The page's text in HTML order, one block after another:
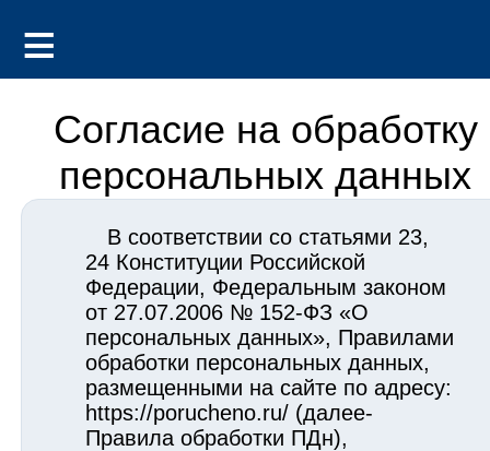
Согласие на обработку
персональных данных
В соответствии со статьями 23,
24 Конституции Российской
Федерации, Федеральным законом
от 27.07.2006 № 152-ФЗ «О
персональных данных», Правилами
обработки персональных данных,
размещенными на сайте по адресу:
https://porucheno.ru/ (далее-
Правила обработки ПДн),